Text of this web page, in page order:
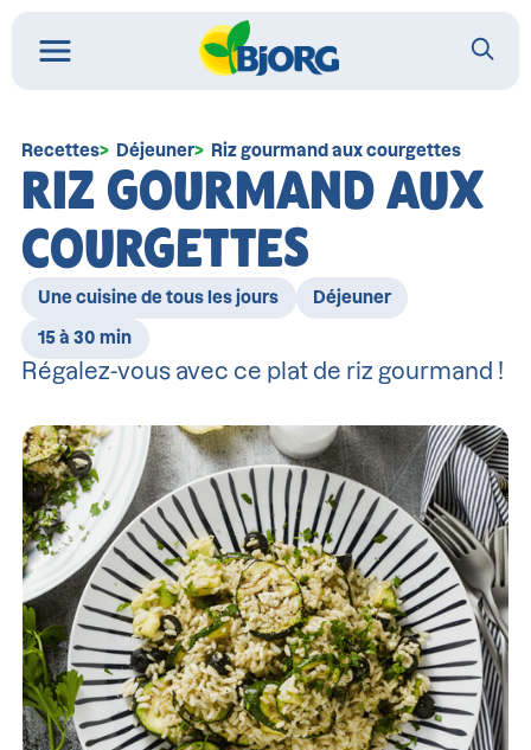
Recettes Déjeuner Riz gourmand aux courgettes
RIZ GOURMAND AUX
COURGETTES
Une cuisine de tous les jours Déjeuner
15 à 30 min
Régalez-vous avec ce plat de riz gourmand !